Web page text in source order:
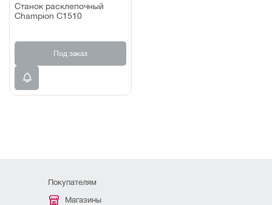
Станок расклепочный
Champion С1510
Под заказ
Покупателям
Магазины